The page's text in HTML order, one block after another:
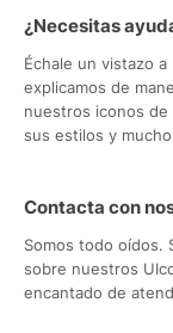
¿Necesitas
Échale un vistazo
explicamos de
nuestros iconos de
sus estilos y
Contacta con
Somos todo oídos.
sobre nuestros
encantado de